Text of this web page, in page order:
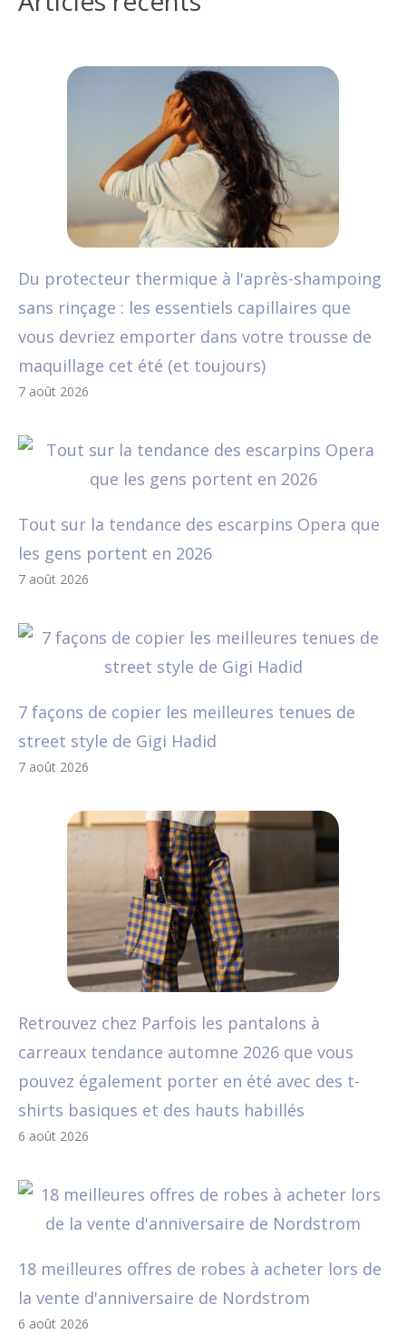
Du protecteur thermique à l'après-shampoing
sans rinçage : les essentiels capillaires que
vous devriez emporter dans votre trousse de
maquillage cet été (et toujours)
7 août 2026
Tout sur la tendance des escarpins Opera que
les gens portent en 2026
7 août 2026
7 façons de copier les meilleures tenues de
street style de Gigi Hadid
7 août 2026
Retrouvez chez Parfois les pantalons à
carreaux tendance automne 2026 que vous
pouvez également porter en été avec des t-
shirts basiques et des hauts habillés
6 août 2026
18 meilleures offres de robes à acheter lors de
la vente d'anniversaire de Nordstrom
6 août 2026